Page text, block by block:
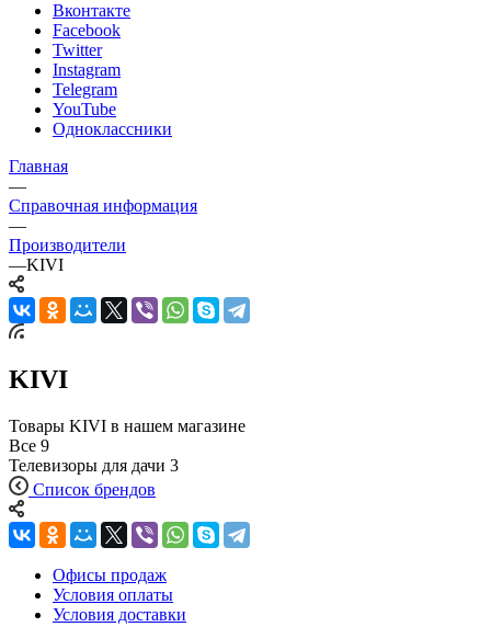
Вконтакте
Facebook
Twitter
Instagram
Telegram
YouTube
Одноклассники
Главная
—
Справочная информация
—
Производители
—KIVI
KIVI
Товары KIVI в нашем магазине
Все 9
Телевизоры для дачи 3
Список брендов
Офисы продаж
Условия оплаты
Условия доставки